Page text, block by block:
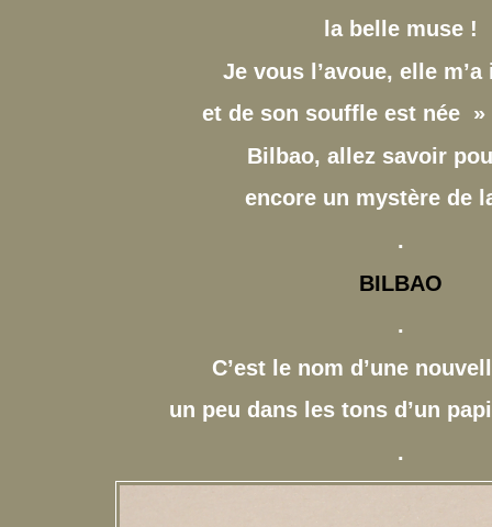
la belle muse !
Je vous l’avoue, elle
et de son souffle est née
Bilbao, allez savoir
encore un mystère de
.
BILBAO
.
C’est le nom d’une
un peu dans les tons d’un
.